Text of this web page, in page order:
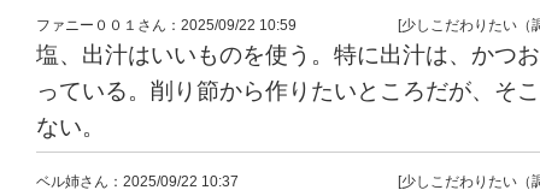
ファニー００１ さん ：2025/09/22 10:59 [少しこだわりたい（
塩、出汁はいいものを使う。特に出汁は、かつ
っている。削り節から作りたいところだが、そ
ない。
ベル姉さん ：2025/09/22 10:37 [少しこだわりたい（